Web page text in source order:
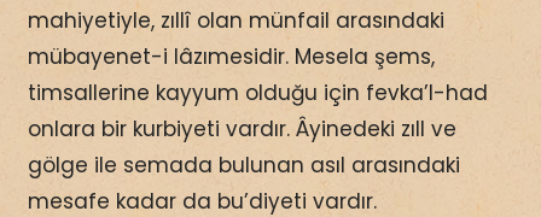
mahiyetiyle, zıllî olan münfail arasındaki
mübayenet-i lâzımesidir. Mesela şems,
timsallerine kayyum olduğu için fevka’l-had
onlara bir kurbiyeti vardır. Âyinedeki zıll ve
gölge ile semada bulunan asıl arasındaki
mesafe kadar da bu’diyeti vardır.